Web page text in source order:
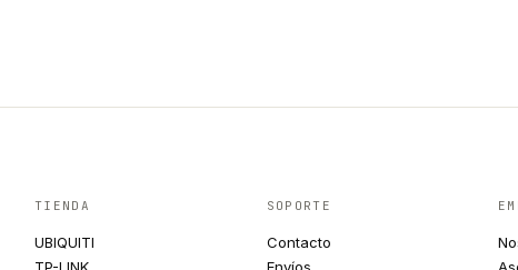
TIENDA
UBIQUITI
TP-LINK
SOPORTE
Contacto
Envíos